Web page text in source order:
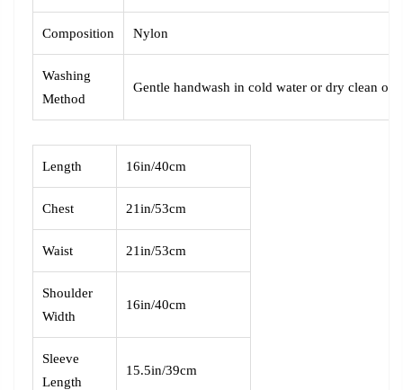
Composition Nylon
Washing
Method
Gentle handwash in cold water or dry clean
Length 16in/40cm
Chest 21in/53cm
Waist 21in/53cm
Shoulder
Width
16in/40cm
Sleeve
Length
15.5in/39cm